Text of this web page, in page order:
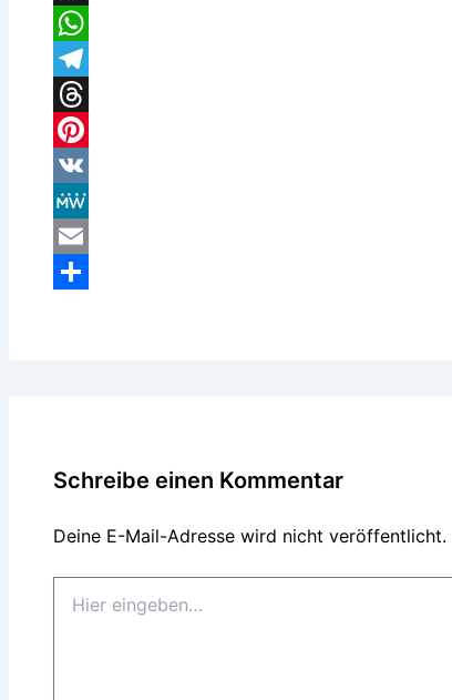
X
WhatsApp
Telegram
Threads
Pinterest
VK
MeWe
Email
Schreibe einen Kommentar
Deine E-Mail-Adresse wird nicht veröffentlicht.
eingeben…